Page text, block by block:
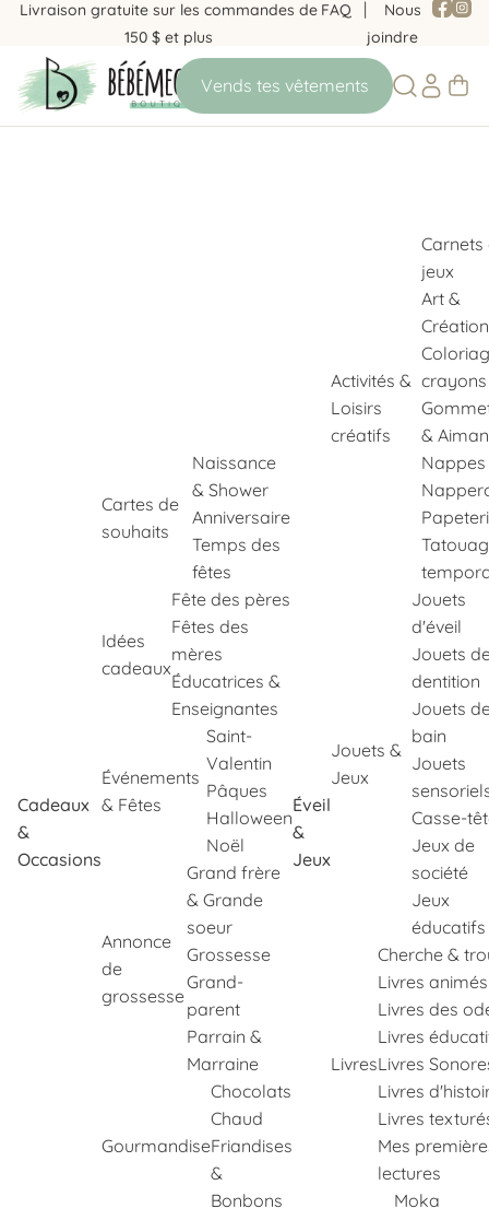
Livraison gratuite sur les commandes de
150 $ et plus
FAQ
Nous
joindre
Cadeaux
&
Occasions
Cartes de
souhaits
Naissance
& Shower
Anniversaire
Temps des
fêtes
Idées
cadeaux
Fête des pères
Fêtes des
mères
Éducatrices &
Enseignantes
Événements
& Fêtes
Saint-
Valentin
Pâques
Halloween
Noël
Annonce
de
grossesse
Grand frère
& Grande
soeur
Grossesse
Grand-
parent
Parrain &
Marraine
Gourmandise
Chocolats
Chaud
Friandises
&
Bonbons
Éveil
&
Jeux
Activités &
Loisirs
créatifs
Carnets
jeux
Art &
Création
crayons
&
Nappes
Jouets &
Jeux
Jouets
d'éveil
Jouets
dentition
Jouets
bain
Jouets
Casse-
Jeux de
société
Jeux
éducatifs
Livres
Cherche &
Livres animés
Livres des
Livres
Livres
Livres
Livres
Mes
lectures
Moka